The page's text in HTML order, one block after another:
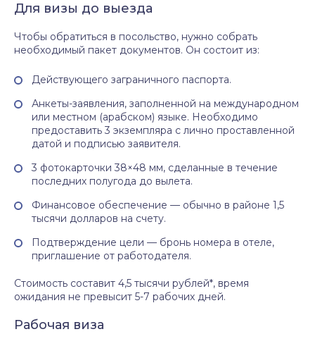
Для визы до выезда
Чтобы обратиться в посольство, нужно собрать
необходимый пакет документов. Он состоит из:
Действующего заграничного паспорта.
Анкеты-заявления, заполненной на международном
или местном (арабском) языке. Необходимо
предоставить 3 экземпляра с лично проставленной
датой и подписью заявителя.
3 фотокарточки 38×48 мм, сделанные в течение
последних полугода до вылета.
Финансовое обеспечение — обычно в районе 1,5
тысячи долларов на счету.
Подтверждение цели — бронь номера в отеле,
приглашение от работодателя.
Стоимость составит 4,5 тысячи рублей*, время
ожидания не превысит 5-7 рабочих дней.
Рабочая виза